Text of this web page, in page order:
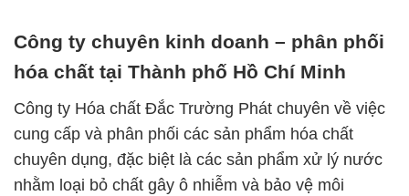
Công ty chuyên kinh doanh – phân phối
hóa chất tại Thành phố Hồ Chí Minh
Công ty Hóa chất Đắc Trường Phát chuyên về việc
cung cấp và phân phối các sản phẩm hóa chất
chuyên dụng, đặc biệt là các sản phẩm xử lý nước
nhằm loại bỏ chất gây ô nhiễm và bảo vệ môi